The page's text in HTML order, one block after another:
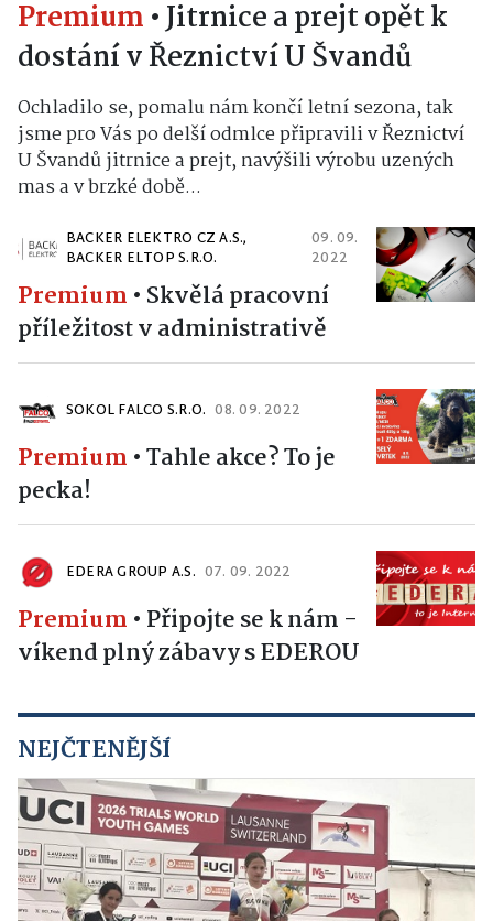
Premium •Jitrnice a prejt opět k
dostání v Řeznictví U Švandů
Ochladilo se, pomalu nám končí letní sezona, tak
jsme pro Vás po delší odmlce připravili v Řeznictví
U Švandů jitrnice a prejt, navýšili výrobu uzených
mas a v brzké době...
BACKER ELEKTRO CZ A.S.,
BACKER ELTOP S.R.O.
09. 09.
2022
Premium • Skvělá pracovní
příležitost v administrativě
SOKOL FALCO S.R.O. 08. 09. 2022
Premium •Tahle akce? To je
pecka!
EDERA GROUP A.S. 07. 09. 2022
Premium • Připojte se k nám -
víkend plný zábavy s EDEROU
NEJČTENĚJŠÍ